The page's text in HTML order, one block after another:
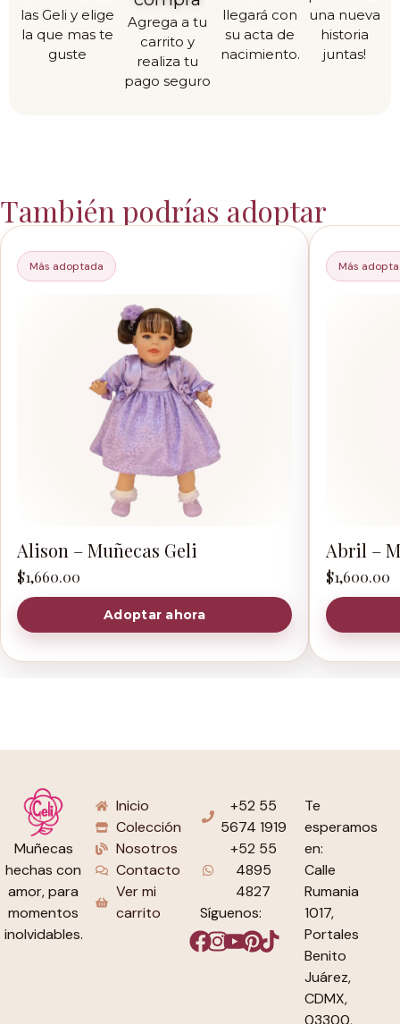
las Geli y elige
la que mas te
guste
Agrega a tu
carrito y
realiza tu
pago seguro
llegará con
su acta de
nacimiento.
una nueva
historia
juntas!
También podrías adoptar
Más adoptada
Alison – Muñecas Geli
$1,660.00
Adoptar ahora
Más
Abril –
$1,600.00
Muñecas
hechas con
amor, para
momentos
inolvidables.
Inicio
Colección
Nosotros
Contacto
Ver mi
carrito
+52 55
5674 1919
+52 55
4895
4827
Síguenos:
Te
esperamos
en:
Calle
Rumania
1017,
Portales
Benito
Juárez,
CDMX,
03300,